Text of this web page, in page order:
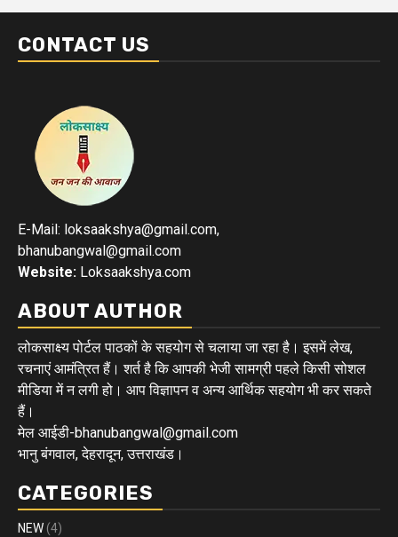
CONTACT US
E-Mail: loksaakshya@gmail.com,
bhanubangwal@gmail.com
Website: Loksaakshya.com
ABOUT AUTHOR
लोकसाक्ष्य पोर्टल पाठकों के सहयोग से चलाया जा रहा है। इसमें लेख,
रचनाएं आमंत्रित हैं। शर्त है कि आपकी भेजी सामग्री पहले किसी सोशल
मीडिया में न लगी हो। आप विज्ञापन व अन्य आर्थिक सहयोग भी कर सकते
हैं।
मेल आईडी-bhanubangwal@gmail.com
भानु बंगवाल, देहरादून, उत्तराखंड।
CATEGORIES
NEW (4)